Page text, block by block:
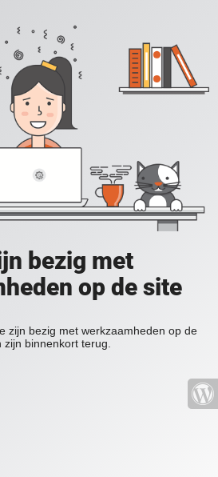
bezig met
op de site
zijn bezig met werkzaamheden op de
zijn binnenkort terug.